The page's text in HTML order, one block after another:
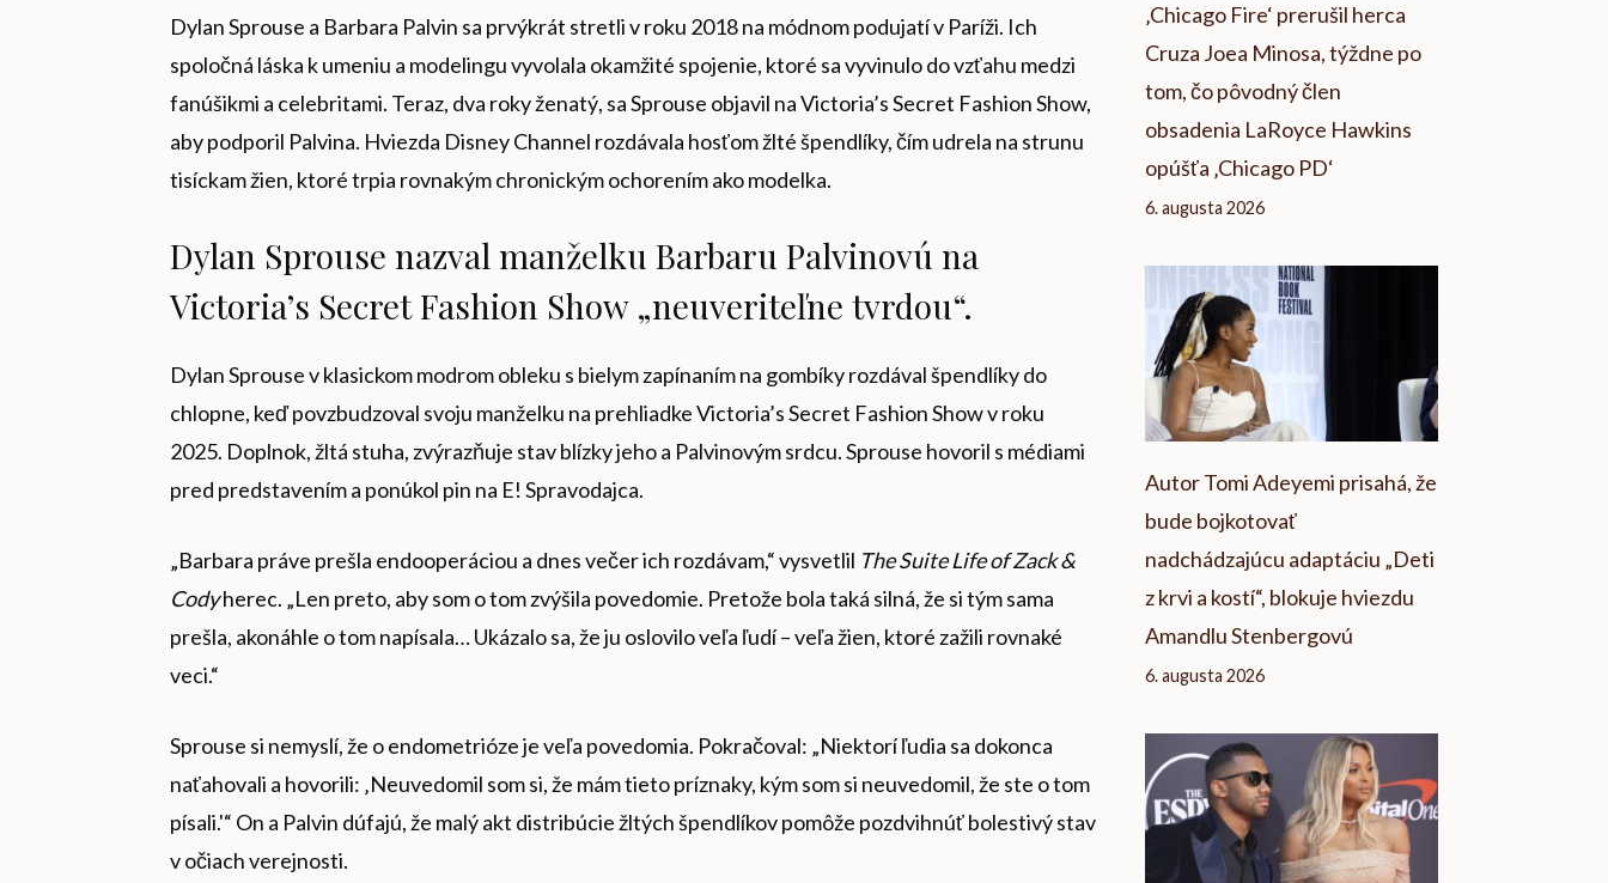
Dylan Sprouse a Barbara Palvin sa prvýkrát stretli v roku 2018 na módnom podujatí v Paríži. Ich
spoločná láska k umeniu a modelingu vyvolala okamžité spojenie, ktoré sa vyvinulo do vzťahu medzi
fanúšikmi a celebritami. Teraz, dva roky ženatý, sa Sprouse objavil na Victoria’s Secret Fashion Show,
aby podporil Palvina. Hviezda Disney Channel rozdávala hosťom žlté špendlíky, čím udrela na strunu
tisíckam žien, ktoré trpia rovnakým chronickým ochorením ako modelka.
Dylan Sprouse nazval manželku Barbaru Palvinovú na
Victoria’s Secret Fashion Show „neuveriteľne tvrdou“.
Dylan Sprouse v klasickom modrom obleku s bielym zapínaním na gombíky rozdával špendlíky do
chlopne, keď povzbudzoval svoju manželku na prehliadke Victoria’s Secret Fashion Show v roku
2025. Doplnok, žltá stuha, zvýrazňuje stav blízky jeho a Palvinovým srdcu. Sprouse hovoril s médiami
pred predstavením a ponúkol pin na E! Spravodajca.
„Barbara práve prešla endooperáciou a dnes večer ich rozdávam,“ vysvetlil The Suite Life of Zack &
Codyherec. „Len preto, aby som o tom zvýšila povedomie. Pretože bola taká silná, že si tým sama
prešla, akonáhle o tom napísala… Ukázalo sa, že ju oslovilo veľa ľudí – veľa žien, ktoré zažili rovnaké
veci.“
Sprouse si nemyslí, že o endometrióze je veľa povedomia. Pokračoval: „Niektorí ľudia sa dokonca
naťahovali a hovorili: ‚Neuvedomil som si, že mám tieto príznaky, kým som si neuvedomil, že ste o tom
písali.'“ On a Palvin dúfajú, že malý akt distribúcie žltých špendlíkov pomôže pozdvihnúť bolestivý stav
v očiach verejnosti.
‚Chicago Fire‘ prerušil herca
Cruza Joea Minosa, týždne po
tom, čo pôvodný člen
obsadenia LaRoyce Hawkins
opúšťa ‚Chicago PD‘
6. augusta 2026
Autor Tomi Adeyemi prisahá, že
bude bojkotovať
nadchádzajúcu adaptáciu „Deti
z krvi a kostí“, blokuje hviezdu
Amandlu Stenbergovú
6. augusta 2026